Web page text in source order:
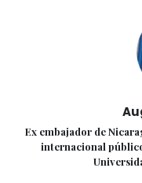
Ex embajador de
internacional